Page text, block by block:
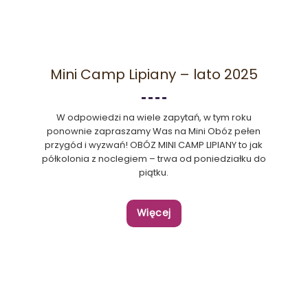
Mini Camp Lipiany – lato 2025
W odpowiedzi na wiele zapytań, w tym roku
ponownie zapraszamy Was na Mini Obóz pełen
przygód i wyzwań! OBÓZ MINI CAMP LIPIANY to jak
półkolonia z noclegiem – trwa od poniedziałku do
piątku.
Więcej